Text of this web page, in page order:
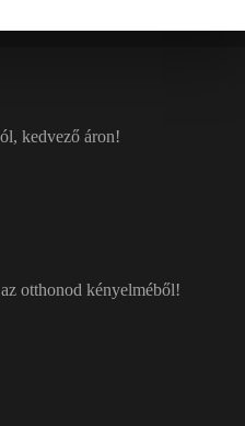
kedvező áron!
otthonod kényelméből!